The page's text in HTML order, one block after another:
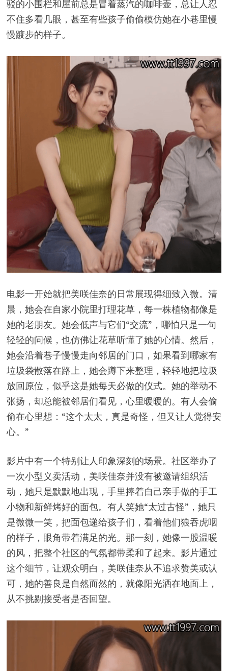
驳的小围栏和屋前总是冒着蒸汽的咖啡壶，总让人忍
不住多看几眼，甚至有些孩子偷偷模仿她在小巷里慢
慢踱步的样子。
电影一开始就把美咲佳奈的日常展现得细致入微。清
晨，她会在自家小院里打理花草，每一株植物都像是
她的老朋友。她会低声与它们“交流”，哪怕只是一句
轻轻的问候，也仿佛让花草听懂了她的心情。然后，
她会沿着巷子慢慢走向邻居的门口，如果看到哪家有
垃圾袋散落在路上，她会蹲下来整理，轻轻地把垃圾
放回原位，似乎这是她每天必做的仪式。她的举动不
张扬，却总能被邻居们看见，心里暖暖的。有人会偷
偷在心里想：“这个太太，真是奇怪，但又让人觉得安
心。”
影片中有一个特别让人印象深刻的场景。社区举办了
一次小型义卖活动，美咲佳奈并没有被邀请组织活
动，她只是默默地出现，手里捧着自己亲手做的手工
小物和新鲜烤好的面包。有人笑她“太过古怪”，她只
是微微一笑，把面包递给孩子们，看着他们狼吞虎咽
的样子，眼角带着满足的光。那一刻，她像一股温暖
的风，把整个社区的气氛都带柔和了起来。影片通过
这个细节，让观众明白，美咲佳奈从不追求赞美或认
可，她的善良是自然而然的，就像阳光洒在地面上，
从不挑剔接受者是否回望。